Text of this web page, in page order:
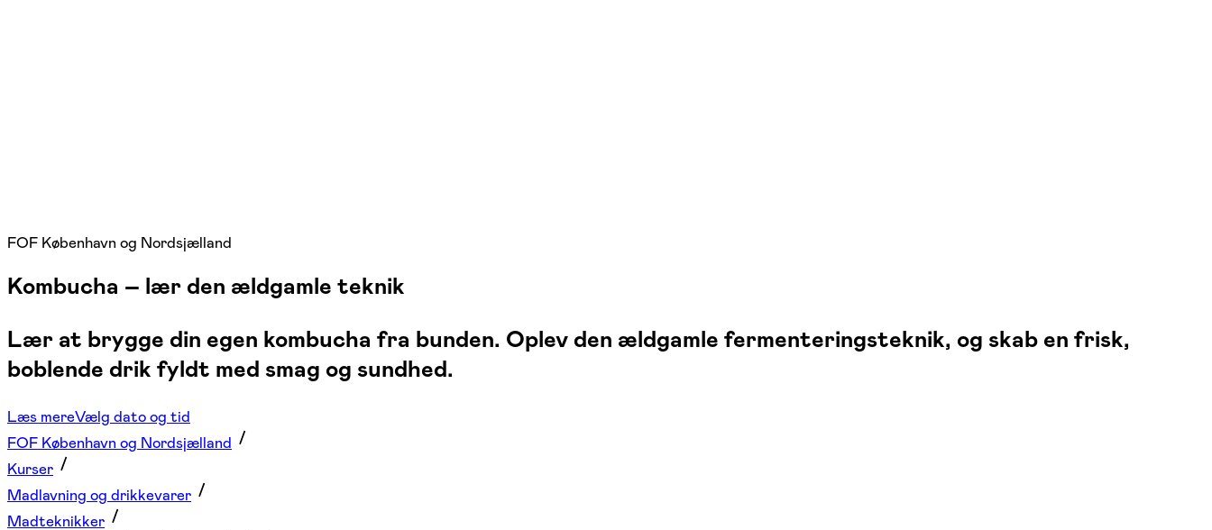
FOF København og Nordsjælland
Kombucha – lær den ældgamle teknik
Lær at brygge din egen kombucha fra bunden. Oplev den ældgamle fermenteringsteknik, og skab en frisk,
boblende drik fyldt med smag og sundhed.
Læs mereVælg dato og tid
FOF København og Nordsjælland
Kurser
Madlavning og drikkevarer
Madteknikker